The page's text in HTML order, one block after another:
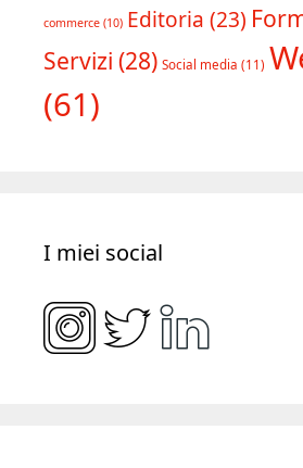
commerce (10) Editoria (23)
Servizi (28) Social media (11)
(61)
I miei social